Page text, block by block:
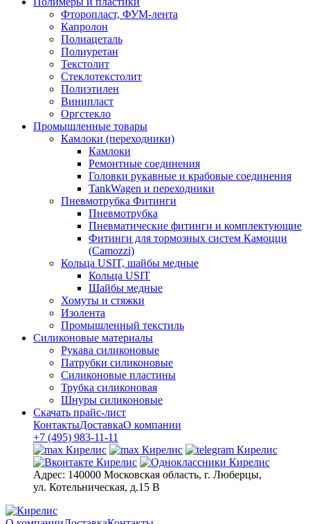
Фторопласт, ФУМ-лента
Капролон
Полиацеталь
Полиуретан
Текстолит
Стеклотекстолит
Полиэтилен
Винипласт
Оргстекло
Промышленные товары
Камлоки (переходники)
Камлоки
Ремонтные соединения
Головки рукавные и крабовые соединения
TankWagen и переходники
Пневмотрубка Фитинги
Пневмотрубка
Пневматические фитинги и комплектующие
Фитинги для тормозных систем Камоцци
(Camozzi)
Кольца USIT, шайбы медные
Кольца USIT
Шайбы медные
Хомуты и стяжки
Изолента
Промышленный текстиль
Силиконовые материалы
Рукава силиконовые
Патрубки силиконовые
Силиконовые пластины
Трубка силиконовая
Шнуры силиконовые
Скачать прайс-лист
КонтактыДоставкаО компании
+7 (495) 983-11-11
Адрес: 140000 Московская область, г. Люберцы,
ул. Котельническая, д.15 В